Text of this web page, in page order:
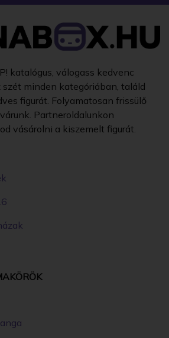
katalógus, válogass kedvenc
szét minden kategóriában, találd
figurát. Folyamatosan frissülő
Partneroldalunkon
vásárolni a kiszemelt figurát.